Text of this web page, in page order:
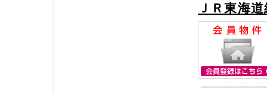
ＪＲ東海